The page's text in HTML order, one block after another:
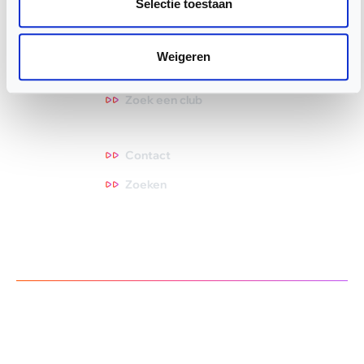
Selectie toestaan
Weigeren
Nieuws & Updates
Zoek een club
Contact
Zoeken